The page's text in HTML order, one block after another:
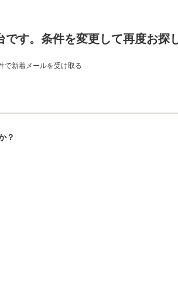
です。条件を変更して再度お探
で新着メールを受け取る
？